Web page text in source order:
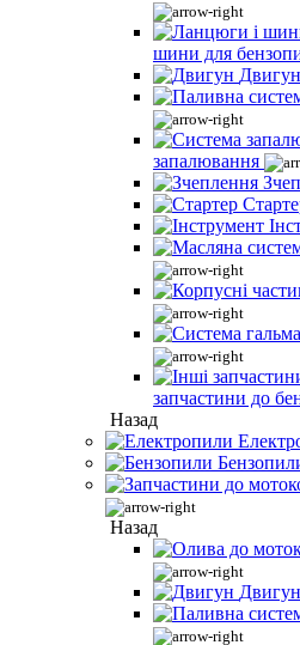
шини для
Двигун
запалювання
запчастини до
Назад
Назад
Двигун